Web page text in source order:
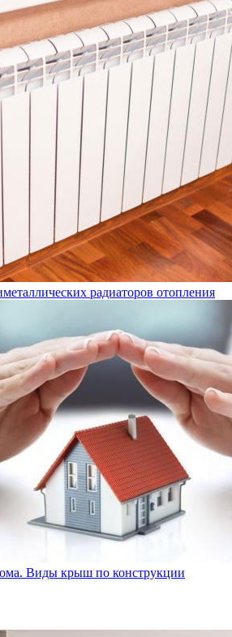
радиаторов отопления
Виды крыш по конструкции